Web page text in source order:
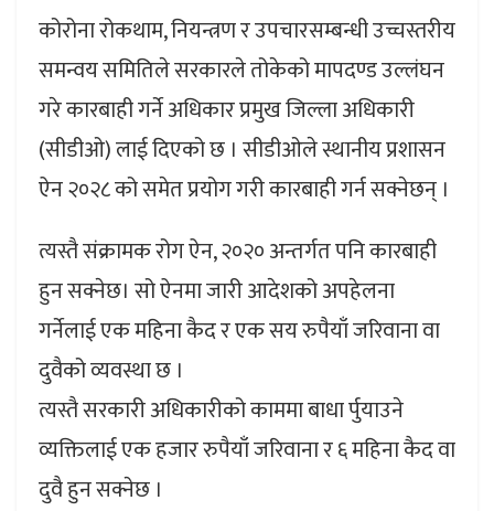
कोरोना रोकथाम, नियन्त्रण र उपचारसम्बन्धी उच्चस्तरीय
समन्वय समितिले सरकारले तोकेको मापदण्ड उल्लंघन
गरे कारबाही गर्ने अधिकार प्रमुख जिल्ला अधिकारी
(सीडीओ) लाई दिएको छ । सीडीओले स्थानीय प्रशासन
ऐन २०२८ को समेत प्रयोग गरी कारबाही गर्न सक्नेछन् ।
त्यस्तै संक्रामक रोग ऐन, २०२० अन्तर्गत पनि कारबाही
हुन सक्नेछ। सो ऐनमा जारी आदेशको अपहेलना
गर्नेलाई एक महिना कैद र एक सय रुपैयाँ जरिवाना वा
दुवैको व्यवस्था छ ।
त्यस्तै सरकारी अधिकारीको काममा बाधा र्पुयाउने
व्यक्तिलाई एक हजार रुपैयाँ जरिवाना र ६ महिना कैद वा
दुवै हुन सक्नेछ ।